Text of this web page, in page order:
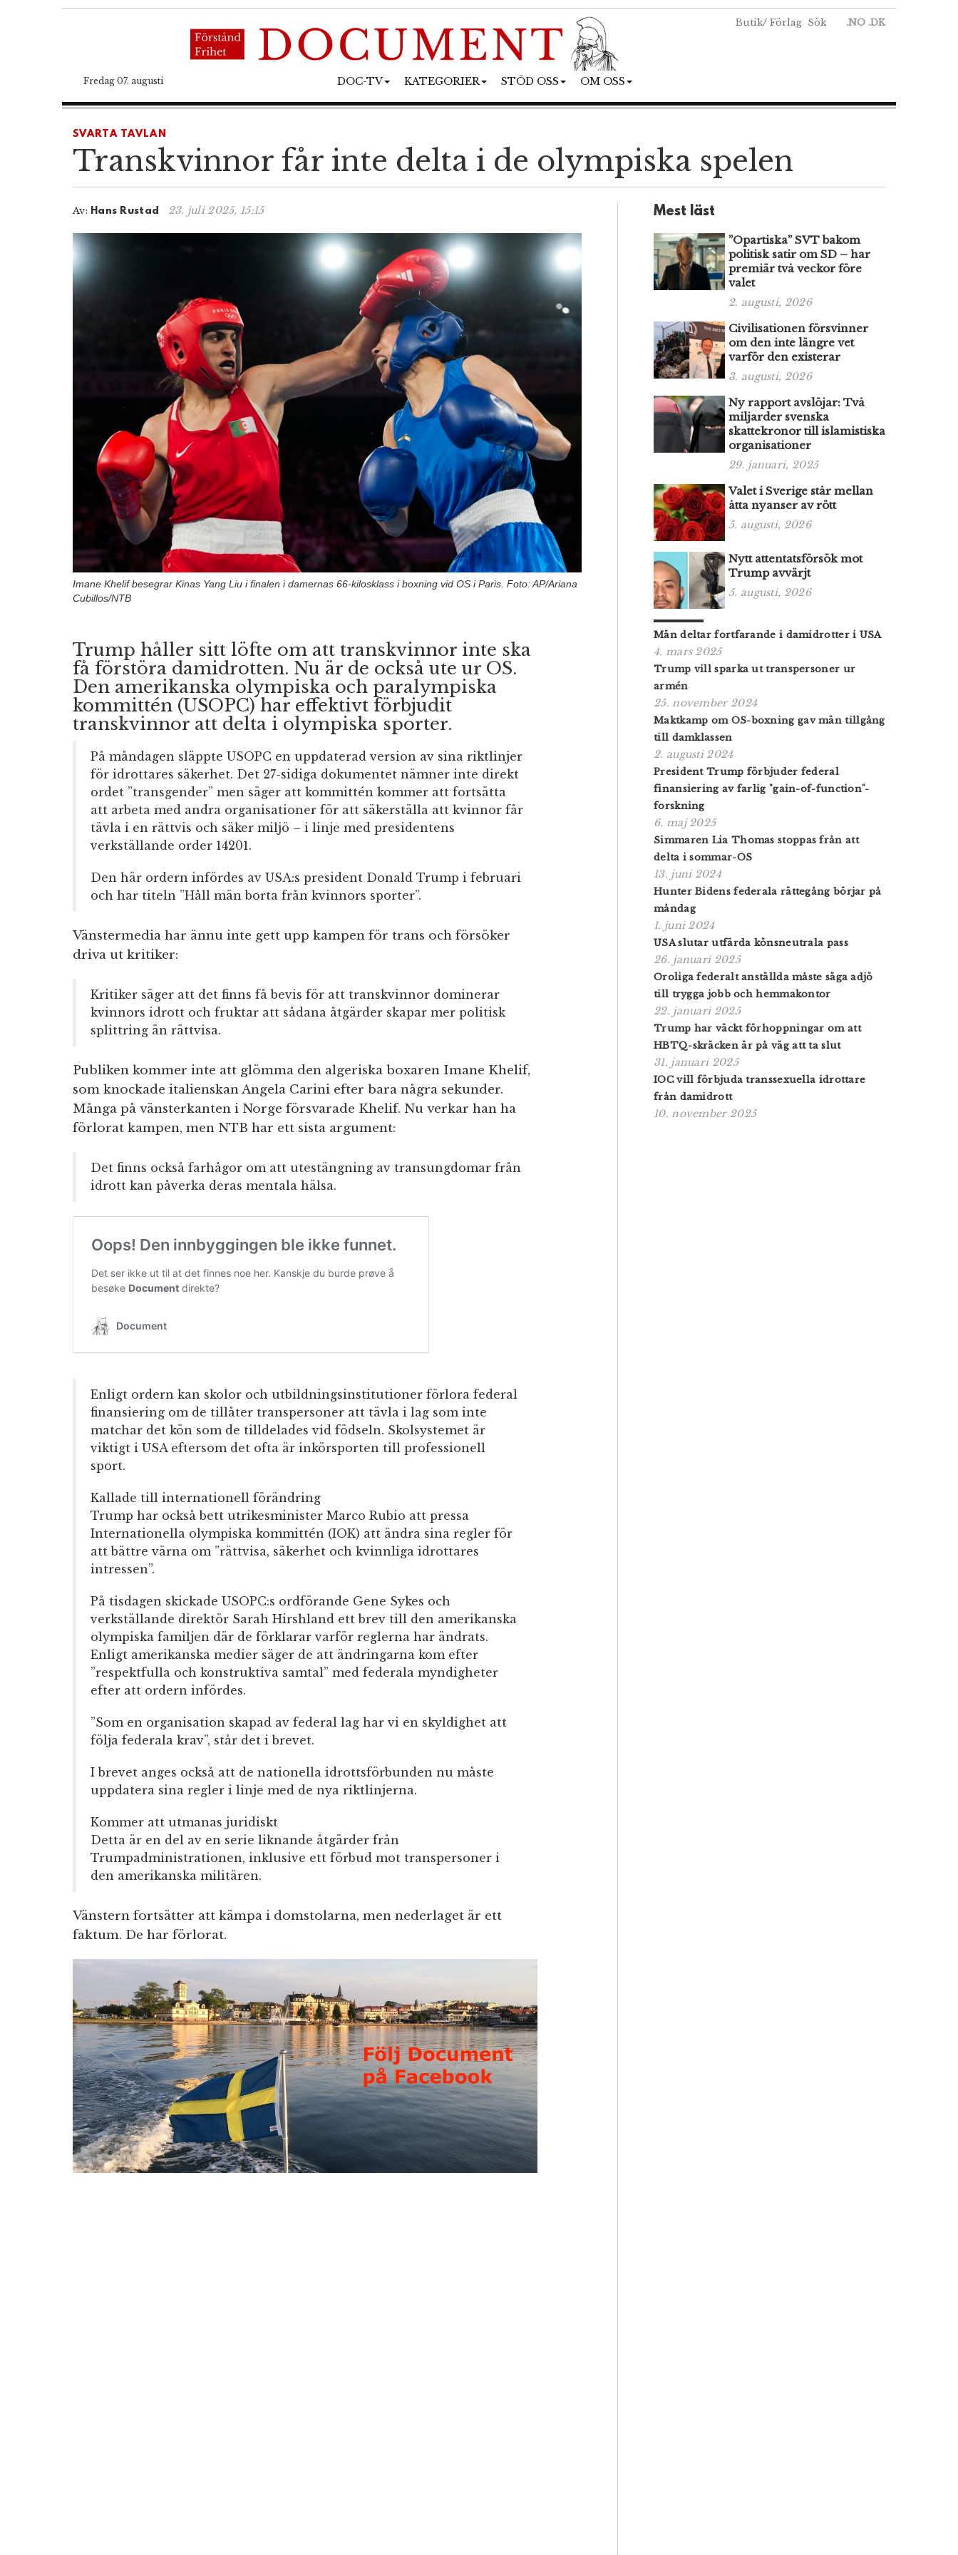
Butik/ Förlag Sök .NO .DK
Fredag 07. augusti DOC-TV KATEGORIER STÖD OSS OM OSS
SVARTA TAVLAN
Transkvinnor får inte delta i de olympiska spelen
Av: Hans Rustad 23. juli 2025, 15:15
Imane Khelif besegrar Kinas Yang Liu i finalen i damernas 66-kilosklass i boxning vid OS i Paris. Foto: AP/Ariana
Cubillos/NTB
Trump håller sitt löfte om att transkvinnor inte ska
få förstöra damidrotten. Nu är de också ute ur OS.
Den amerikanska olympiska och paralympiska
kommittén (USOPC) har effektivt förbjudit
transkvinnor att delta i olympiska sporter.
På måndagen släppte USOPC en uppdaterad version av sina riktlinjer
för idrottares säkerhet. Det 27-sidiga dokumentet nämner inte direkt
ordet ”transgender” men säger att kommittén kommer att fortsätta
att arbeta med andra organisationer för att säkerställa att kvinnor får
tävla i en rättvis och säker miljö – i linje med presidentens
verkställande order 14201.
Den här ordern infördes av USA:s president Donald Trump i februari
och har titeln ”Håll män borta från kvinnors sporter”.
Vänstermedia har ännu inte gett upp kampen för trans och försöker
driva ut kritiker:
Kritiker säger att det finns få bevis för att transkvinnor dominerar
kvinnors idrott och fruktar att sådana åtgärder skapar mer politisk
splittring än rättvisa.
Publiken kommer inte att glömma den algeriska boxaren Imane Khelif,
som knockade italienskan Angela Carini efter bara några sekunder.
Många på vänsterkanten i Norge försvarade Khelif. Nu verkar han ha
förlorat kampen, men NTB har ett sista argument:
Det finns också farhågor om att utestängning av transungdomar från
idrott kan påverka deras mentala hälsa.
Enligt ordern kan skolor och utbildningsinstitutioner förlora federal
finansiering om de tillåter transpersoner att tävla i lag som inte
matchar det kön som de tilldelades vid födseln. Skolsystemet är
viktigt i USA eftersom det ofta är inkörsporten till professionell
sport.
Kallade till internationell förändring
Trump har också bett utrikesminister Marco Rubio att pressa
Internationella olympiska kommittén (IOK) att ändra sina regler för
att bättre värna om ”rättvisa, säkerhet och kvinnliga idrottares
intressen”.
På tisdagen skickade USOPC:s ordförande Gene Sykes och
verkställande direktör Sarah Hirshland ett brev till den amerikanska
olympiska familjen där de förklarar varför reglerna har ändrats.
Enligt amerikanska medier säger de att ändringarna kom efter
”respektfulla och konstruktiva samtal” med federala myndigheter
efter att ordern infördes.
”Som en organisation skapad av federal lag har vi en skyldighet att
följa federala krav”, står det i brevet.
I brevet anges också att de nationella idrottsförbunden nu måste
uppdatera sina regler i linje med de nya riktlinjerna.
Kommer att utmanas juridiskt
Detta är en del av en serie liknande åtgärder från
Trumpadministrationen, inklusive ett förbud mot transpersoner i
den amerikanska militären.
Vänstern fortsätter att kämpa i domstolarna, men nederlaget är ett
faktum. De har förlorat.
Mest läst
”Opartiska” SVT bakom
politisk satir om SD – har
premiär två veckor före
valet
2. augusti, 2026
Civilisationen försvinner
om den inte längre vet
varför den existerar
3. augusti, 2026
Ny rapport avslöjar: Två
miljarder svenska
skattekronor till islamistiska
organisationer
29. januari, 2025
Valet i Sverige står mellan
åtta nyanser av rött
5. augusti, 2026
Nytt attentatsförsök mot
Trump avvärjt
5. augusti, 2026
Män deltar fortfarande i damidrotter i USA
4. mars 2025
Trump vill sparka ut transpersoner ur
armén
25. november 2024
Maktkamp om OS-boxning gav män tillgång
till damklassen
2. augusti 2024
President Trump förbjuder federal
finansiering av farlig "gain-of-function"-
forskning
6. maj 2025
Simmaren Lia Thomas stoppas från att
delta i sommar-OS
13. juni 2024
Hunter Bidens federala rättegång börjar på
måndag
1. juni 2024
USA slutar utfärda könsneutrala pass
26. januari 2025
Oroliga federalt anställda måste säga adjö
till trygga jobb och hemmakontor
22. januari 2025
Trump har väckt förhoppningar om att
HBTQ-skräcken är på väg att ta slut
31. januari 2025
IOC vill förbjuda transsexuella idrottare
från damidrott
10. november 2025